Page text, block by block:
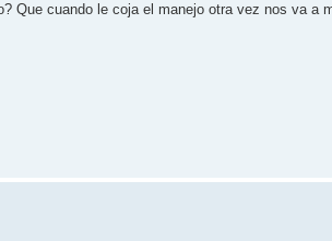
Que cuando le coja el manejo otra vez nos va a